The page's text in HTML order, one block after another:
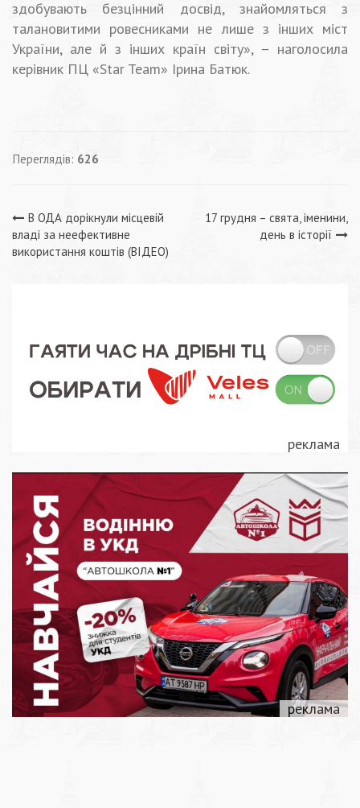
здобувають безцінний досвід, знайомляться з
талановитими ровесниками не лише з інших міст
України, але й з інших країн світу», – наголосила
керівник ПЦ «Star Team» Ірина Батюк.
Переглядів: 626
Навігація
записів
В ОДА дорікнули місцевій
владі за неефективне
використання коштів (ВІДЕО)
17 грудня – свята, іменини,
день в історії